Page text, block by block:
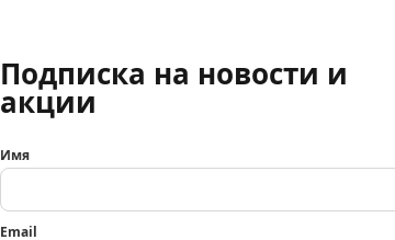
Подписка на новости и
акции
Имя
Email